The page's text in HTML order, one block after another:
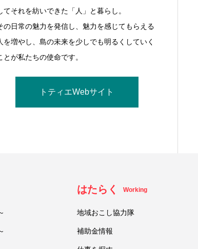
てそれを紡いできた「人」と暮らし。
の日常の魅力を発信し、魅力を感じてもらえる
を増やし、島の未来を少しでも明るくしていく
とが私たちの使命です。
トティエWebサイト
はたらく Working
地域おこし協力隊
補助金情報